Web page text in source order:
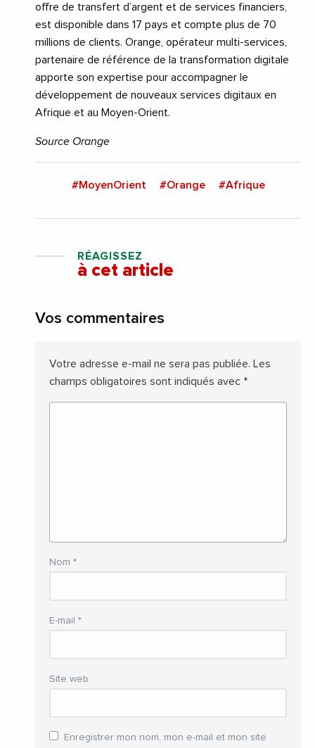
offre de transfert d’argent et de services financiers,
est disponible dans 17 pays et compte plus de 70
millions de clients. Orange, opérateur multi-services,
partenaire de référence de la transformation digitale
apporte son expertise pour accompagner le
développement de nouveaux services digitaux en
Afrique et au Moyen-Orient.
Source Orange
#MoyenOrient #Orange #Afrique
RÉAGISSEZ
à cet article
Vos commentaires
Votre adresse e-mail ne sera pas publiée. Les
champs obligatoires sont indiqués avec *
Nom *
E-mail *
Site web
Enregistrer mon nom, mon e-mail et mon site